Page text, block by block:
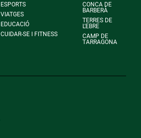
ESPORTS
VIATGES
EDUCACIÓ
CUIDAR-SE I FITNESS
CONCA DE
BARBERÀ
TERRES DE
L'EBRE
CAMP DE
TARRAGONA